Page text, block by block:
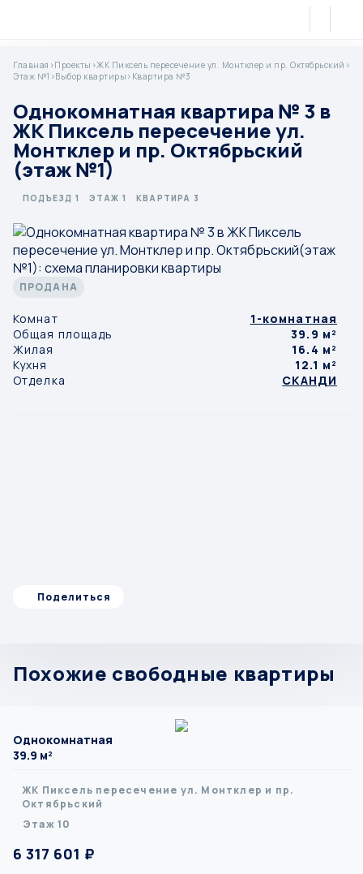
Главная >Проекты >ЖК Пиксель пересечение ул. Монтклер и пр. Октябрьский >
Этаж №1 >Выбор квартиры > Квартира №3
Однокомнатная квартира № 3 в
ЖК Пиксель пересечение ул.
Монтклер и пр. Октябрьский
(этаж №1)
ПОДЪЕЗД 1 ЭТАЖ 1 КВАРТИРА 3
ПРОДАНА
Комнат
1-комнатная
Общая площадь
39.9 м²
Жилая
16.4 м²
Кухня
12.1 м²
Отделка
СКАНДИ
Поделиться
Похожие свободные квартиры
Однокомнатная
39.9 м²
ЖК Пиксель пересечение ул. Монтклер и пр.
Октябрьский
Этаж 10
6 317 601 ₽